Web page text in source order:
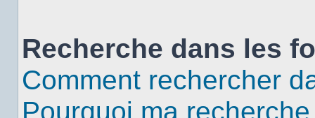
Recherche dans les
Comment rechercher
Pourquoi ma